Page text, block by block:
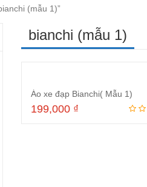
(mẫu 1)”
bianchi (mẫu 1)
Áo xe đạp Bianchi( Mẫu 1)
199,000 ₫